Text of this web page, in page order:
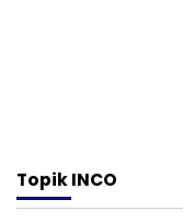
TopikINCO